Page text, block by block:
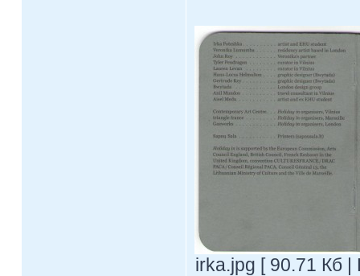
irka.jpg [ 90.71 Кб